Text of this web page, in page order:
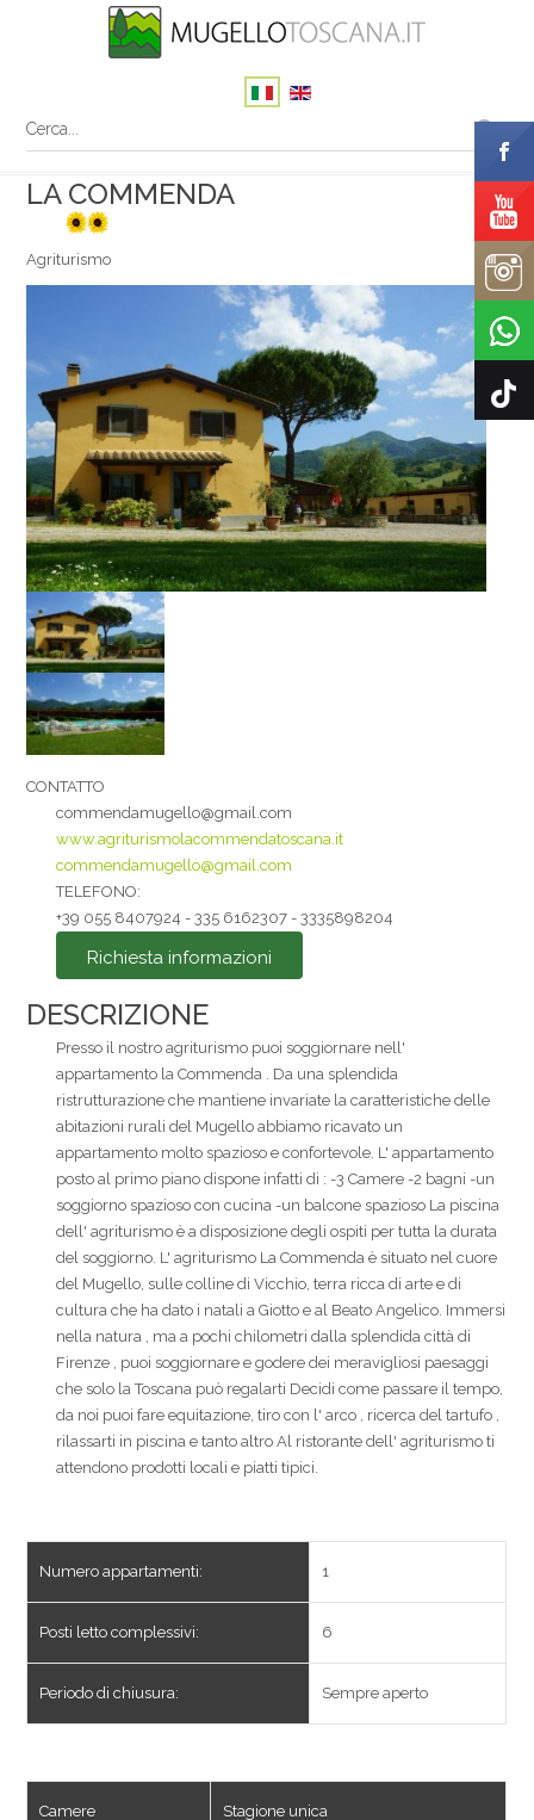
LA COMMENDA
Agriturismo
CONTATTO
commendamugello@gmail.com
www.agriturismolacommendatoscana.it
commendamugello@gmail.com
TELEFONO:
+39 055 8407924 - 335 6162307 - 3335898204
Richiesta informazioni
Il tuo nome
La tua email
Messaggio
Accetto i
Privacy Policy*
Inviato
DESCRIZIONE
Presso il nostro agriturismo puoi soggiornare nell'
appartamento la Commenda . Da una splendida
ristrutturazione che mantiene invariate la caratteristiche delle
abitazioni rurali del Mugello abbiamo ricavato un
appartamento molto spazioso e confortevole. L' appartamento
posto al primo piano dispone infatti di : -3 Camere -2 bagni -un
soggiorno spazioso con cucina -un balcone spazioso La piscina
dell' agriturismo è a disposizione degli ospiti per tutta la durata
del soggiorno. L' agriturismo La Commenda è situato nel cuore
del Mugello, sulle colline di Vicchio, terra ricca di arte e di
cultura che ha dato i natali a Giotto e al Beato Angelico. Immersi
nella natura , ma a pochi chilometri dalla splendida città di
Firenze , puoi soggiornare e godere dei meravigliosi paesaggi
che solo la Toscana può regalarti Decidi come passare il tempo,
da noi puoi fare equitazione, tiro con l' arco , ricerca del tartufo ,
rilassarti in piscina e tanto altro Al ristorante dell' agriturismo ti
attendono prodotti locali e piatti tipici.
Numero appartamenti: 1
Posti letto complessivi: 6
Periodo di chiusura: Sempre aperto
Camere Stagione unica